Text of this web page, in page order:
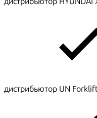
дистрибьютор UN